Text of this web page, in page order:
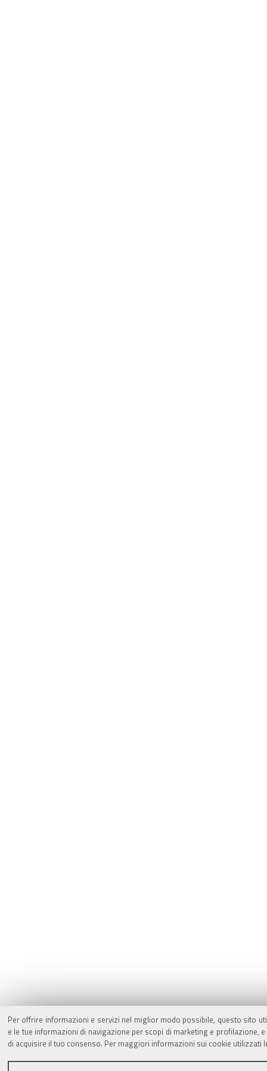
Per offrire informazioni e servizi nel miglior modo possibile, questo sito
e le tue informazioni di navigazione per scopi di marketing e
di acquisire il tuo consenso. Per maggiori informazioni sui cookie utilizzati